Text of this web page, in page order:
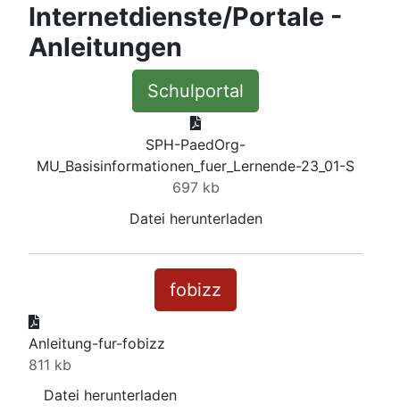
Internetdienste/Portale -
Anleitungen
Schulportal
SPH-PaedOrg-
MU_Basisinformationen_fuer_Lernende-23_01-S
697 kb
Datei herunterladen
fobizz
Anleitung-fur-fobizz
811 kb
Datei herunterladen